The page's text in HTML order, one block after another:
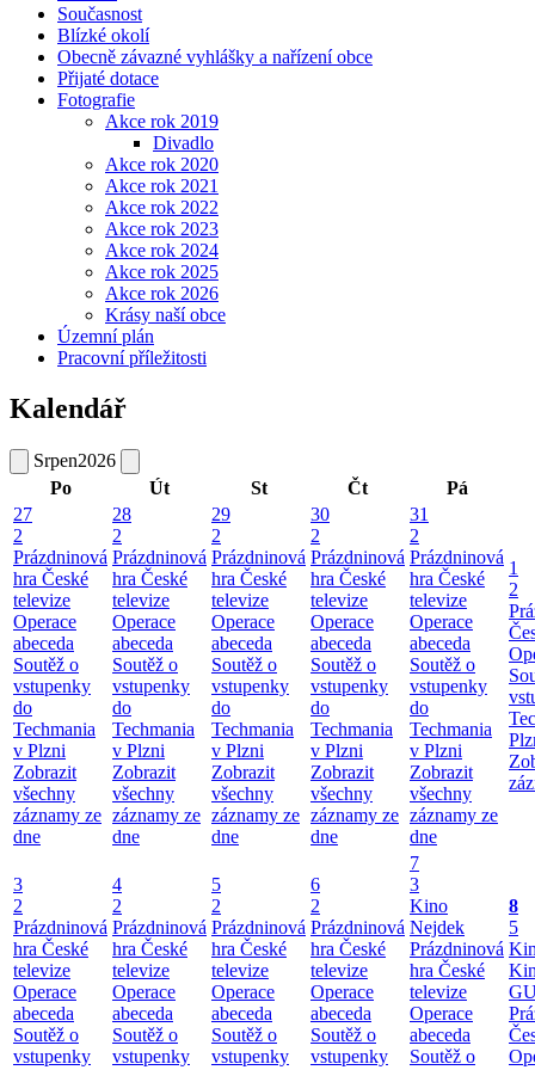
Současnost
Blízké okolí
Obecně závazné vyhlášky a nařízení obce
Přijaté dotace
Fotografie
Akce rok 2019
Divadlo
Akce rok 2020
Akce rok 2021
Akce rok 2022
Akce rok 2023
Akce rok 2024
Akce rok 2025
Akce rok 2026
Krásy naší obce
Územní plán
Pracovní příležitosti
Kalendář
Srpen2026
Po
Út St Čt
Pá
27
2
Prázdninová
hra České
televize
Operace
abeceda
Soutěž o
vstupenky
do
Techmania
v Plzni
Zobrazit
všechny
záznamy ze
dne
28
2
Prázdninová
hra České
televize
Operace
abeceda
Soutěž o
vstupenky
do
Techmania
v Plzni
Zobrazit
všechny
záznamy ze
dne
29
2
Prázdninová
hra České
televize
Operace
abeceda
Soutěž o
vstupenky
do
Techmania
v Plzni
Zobrazit
všechny
záznamy ze
dne
30
2
Prázdninová
hra České
televize
Operace
abeceda
Soutěž o
vstupenky
do
Techmania
v Plzni
Zobrazit
všechny
záznamy ze
dne
31
2
Prázdninová
hra České
televize
Operace
abeceda
Soutěž o
vstupenky
do
Techmania
v Plzni
Zobrazit
všechny
záznamy ze
dne
1
2
3
2
Prázdninová
hra České
televize
Operace
abeceda
Soutěž o
vstupenky
4
2
Prázdninová
hra České
televize
Operace
abeceda
Soutěž o
vstupenky
5
2
Prázdninová
hra České
televize
Operace
abeceda
Soutěž o
vstupenky
6
2
Prázdninová
hra České
televize
Operace
abeceda
Soutěž o
vstupenky
7
3
Kino
Nejdek
Prázdninová
hra České
televize
Operace
abeceda
Soutěž o
8
5